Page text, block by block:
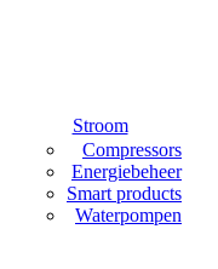
Stroom
Compressors
Energiebeheer
Smart products
Waterpompen